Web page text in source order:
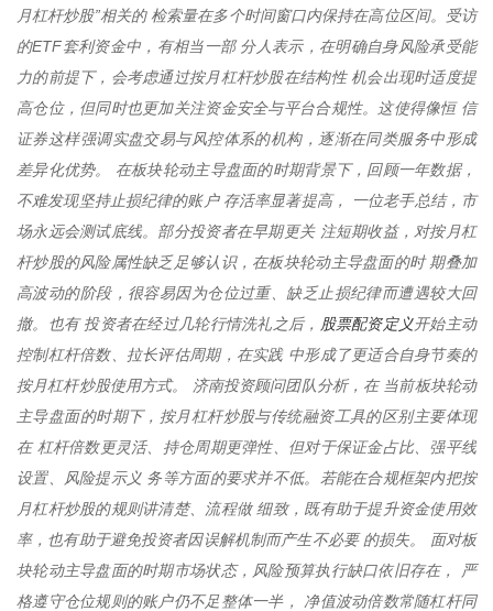
月杠杆炒股”相关的 检索量在多个时间窗口内保持在高位区间。受访
的ETF套利资金中，有相当一部 分人表示，在明确自身风险承受能
力的前提下，会考虑通过按月杠杆炒股在结构性 机会出现时适度提
高仓位，但同时也更加关注资金安全与平台合规性。这使得像恒 信
证券这样强调实盘交易与风控体系的机构，逐渐在同类服务中形成
差异化优势。 在板块轮动主导盘面的时期背景下，回顾一年数据，
不难发现坚持止损纪律的账户 存活率显著提高， 一位老手总结，市
场永远会测试底线。部分投资者在早期更关 注短期收益，对按月杠
杆炒股的风险属性缺乏足够认识，在板块轮动主导盘面的时 期叠加
高波动的阶段，很容易因为仓位过重、缺乏止损纪律而遭遇较大回
撤。也有 投资者在经过几轮行情洗礼之后， 股票配资定义开始主动
控制杠杆倍数、拉长评估周期，在实践 中形成了更适合自身节奏的
按月杠杆炒股使用方式。 济南投资顾问团队分析，在 当前板块轮动
主导盘面的时期下，按月杠杆炒股与传统融资工具的区别主要体现
在 杠杆倍数更灵活、持仓周期更弹性、但对于保证金占比、强平线
设置、风险提示义 务等方面的要求并不低。若能在合规框架内把按
月杠杆炒股的规则讲清楚、流程做 细致，既有助于提升资金使用效
率，也有助于避免投资者因误解机制而产生不必要 的损失。 面对板
块轮动主导盘面的时期市场状态，风险预算执行缺口依旧存在， 严
格遵守仓位规则的账户仍不足整体一半， 净值波动倍数常随杠杆同